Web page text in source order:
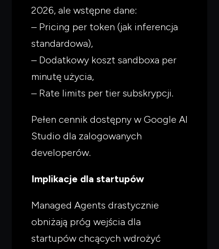
2026, ale wstępne dane:
– Pricing per token (jak inferencja
standardowa),
– Dodatkowy koszt sandboxa per
minutę użycia,
– Rate limits per tier subskrypcji.
Pełen cennik dostępny w Google AI
Studio dla zalogowanych
developerów.
Implikacje dla startupów
Managed Agents drastycznie
obniżają próg wejścia dla
startupów chcących wdrożyć